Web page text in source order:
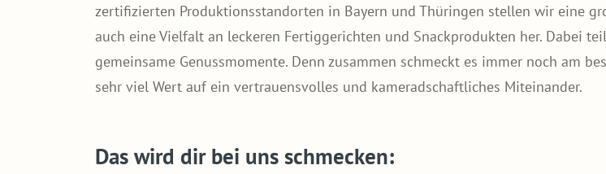
zertifizierten Produktionsstandorten in Bayern und Thüringen stellen wir eine
auch eine Vielfalt an leckeren Fertiggerichten und Snackprodukten her. Dabei
gemeinsame Genussmomente. Denn zusammen schmeckt es immer noch am
sehr viel Wert auf ein vertrauensvolles und kameradschaftliches Miteinander.
Das wird dir bei uns schmecken: